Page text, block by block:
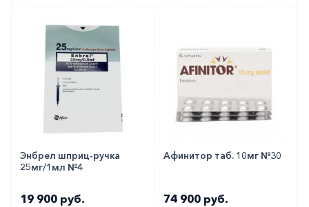
Энбрел шприц-ручка
25мг/1мл №4
19 900 руб.
Афинитор таб. 10мг №30
74 900 руб.